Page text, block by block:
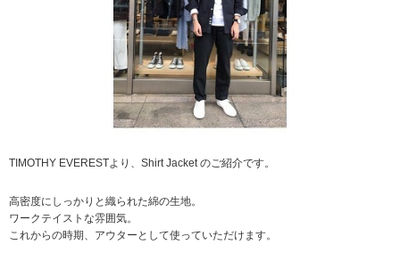
TIMOTHY EVERESTより、Shirt Jacket のご紹介です。
高密度にしっかりと織られた綿の生地。
ワークテイストな雰囲気。
これからの時期、アウターとして使っていただけます。